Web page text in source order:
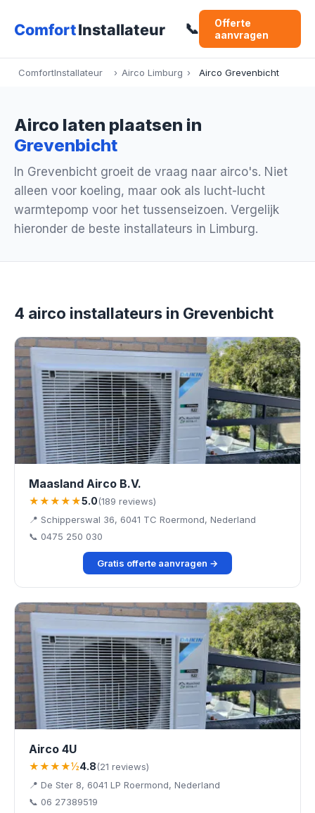
📞
Offerte
aanvragen
ComfortInstallateur › Airco Limburg › Airco Grevenbicht
Airco laten plaatsen in
Grevenbicht
In Grevenbicht groeit de vraag naar airco's. Niet
alleen voor koeling, maar ook als lucht-lucht
warmtepomp voor het tussenseizoen. Vergelijk
hieronder de beste installateurs in Limburg.
4 airco installateurs in Grevenbicht
Maasland Airco B.V.
★★★★★5.0(189 reviews)
📍 Schipperswal 36, 6041 TC Roermond, Nederland
📞 0475 250 030
Gratis offerte aanvragen →
Airco 4U
★★★★½4.8(21 reviews)
📍 De Ster 8, 6041 LP Roermond, Nederland
📞 06 27389519